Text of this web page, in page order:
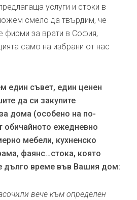
услуги и стоки в
смело да твърдим, че
фирми за врати в София,
само на избрани от нас
един съвет, един ценен
да си закупите
дома (особено на по-
обичайното ежедневно
мебели, кухненско
фаянс…стока, която
дълго време във Вашия дом:
вече към определен